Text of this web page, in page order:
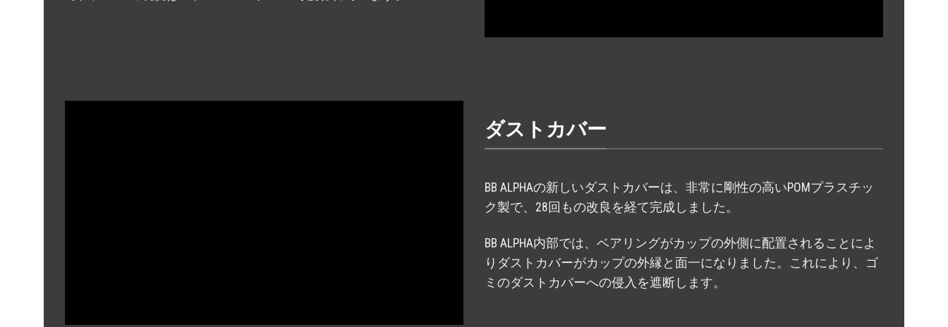
ダストカバー
BB ALPHAの新しいダストカバーは、非常に剛性の高いPOMプラスチッ
ク製で、28回もの改良を経て完成しました。
BB ALPHA内部では、ベアリングがカップの外側に配置されることによ
りダストカバーがカップの外縁と面一になりました。これにより、ゴ
ミのダストカバーへの侵入を遮断します。